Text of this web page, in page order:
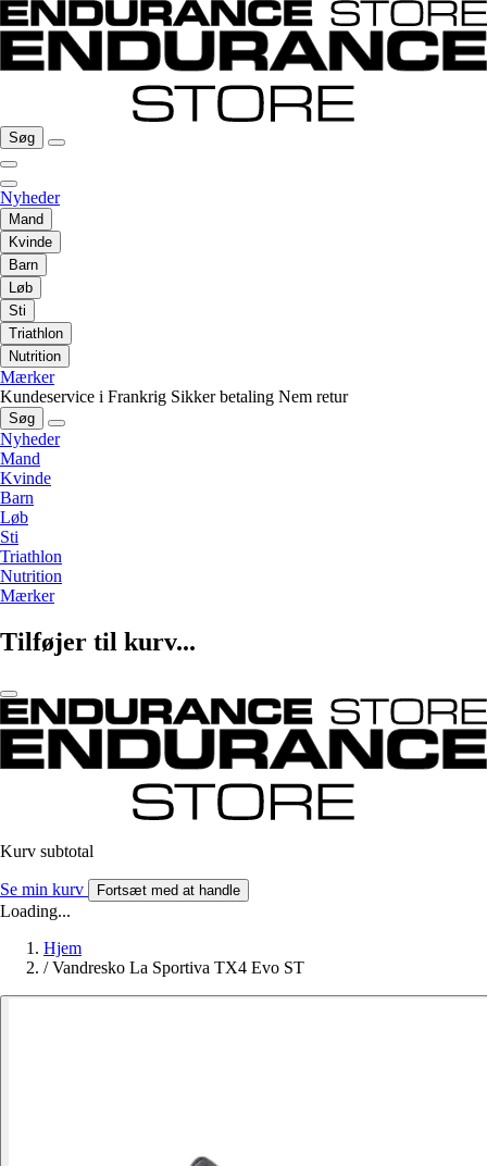
Søg
Nyheder
Mand
Kvinde
Barn
Løb
Sti
Triathlon
Nutrition
Mærker
Kundeservice i Frankrig Sikker betaling Nem retur
Søg
Nyheder
Mand
Kvinde
Barn
Løb
Sti
Triathlon
Nutrition
Mærker
Tilføjer til kurv...
Kurv subtotal
Se min kurv Fortsæt med at handle
Loading...
Hjem
/ Vandresko La Sportiva TX4 Evo ST